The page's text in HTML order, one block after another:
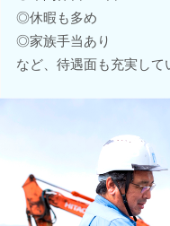
◎休暇も多め
◎家族手当あり
など、待遇面も充実して